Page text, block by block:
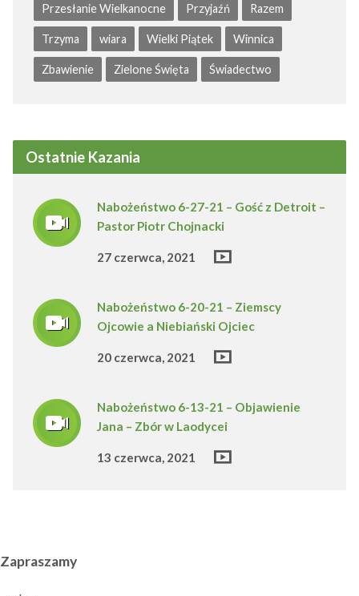
Przesłanie Wielkanocne Przyjaźń Razem
Trzyma wiara Wielki Piątek Winnica
Zbawienie Zielone Święta Świadectwo
Ostatnie Kazania
Nabożeństwo 6-27-21 – Gość z Detroit –
Pastor Piotr Chojnacki
27 czerwca, 2021
Nabożeństwo 6-20-21 – Ziemscy
Ojcowie a Niebiański Ojciec
20 czerwca, 2021
Nabożeństwo 6-13-21 – Objawienie
Jana – Zbór w Laodycei
13 czerwca, 2021
Zapraszamy